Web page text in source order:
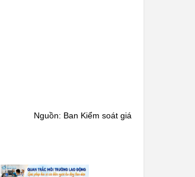
Nguồn: Ban Kiểm soát giá